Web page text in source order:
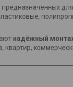
для
надёжный
квартир,